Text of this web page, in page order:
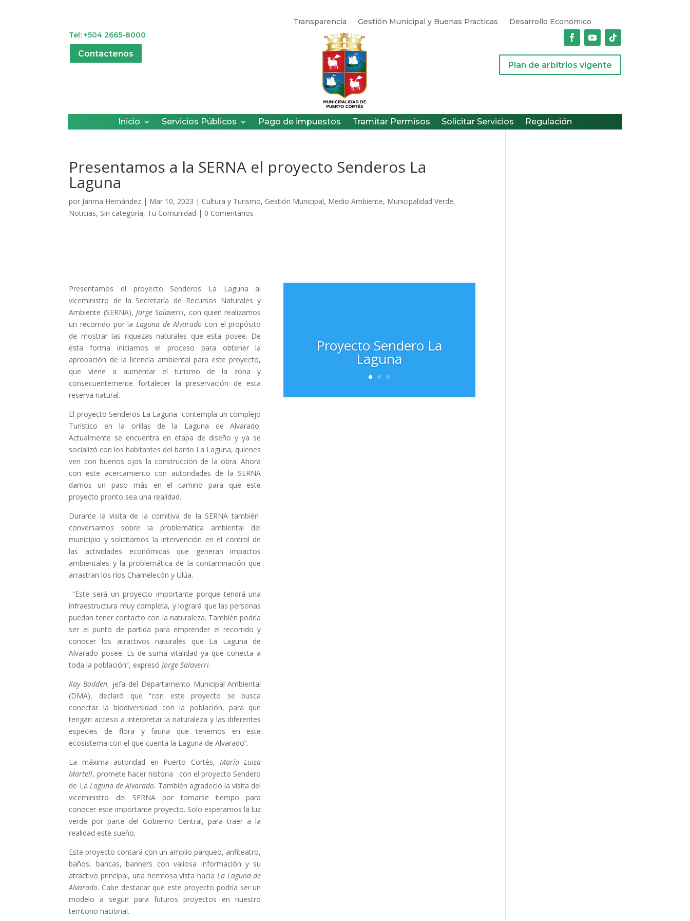
Transparencia Gestión Municipal y Buenas Practicas
Desarrollo Económico
Tel: +504 2665-8000
Contactenos
Plan de arbitrios vigente
Inicio Servicios Públicos Pago de impuestos Tramitar Permisos Solicitar Servicios Regulación
Presentamos a la SERNA el proyecto Senderos La
Laguna
por Jarima Hernández | Mar 10, 2023 | Cultura y Turismo, Gestión Municipal, Medio Ambiente, Municipalidad Verde,
Noticias, Sin categoría, Tu Comunidad | 0 Comentarios
Presentamos el proyecto Senderos La Laguna al
viceministro de la Secretaría de Recursos Naturales y
Ambiente (SERNA),Jorge Salaverri, con quien realizamos
un recorrido por laLaguna de Alvarado con el propósito
de mostrar las riquezas naturales que esta posee. De
esta forma iniciamos el proceso para obtener la
aprobación de la licencia ambiental para este proyecto,
que viene a aumentar el turismo de la zona y
consecuentemente fortalecer la preservación de esta
reserva natural.
El proyecto Senderos La Laguna contempla un complejo
Turístico en la orillas de la Laguna de Alvarado.
Actualmente se encuentra en etapa de diseño y ya se
socializó con los habitantes del barrio La Laguna, quienes
ven con buenos ojos la construcción de la obra. Ahora
con este acercamiento con autoridades de la SERNA
damos un paso más en el camino para que este
proyecto pronto sea una realidad.
Durante la visita de la comitiva de la SERNA también
conversamos sobre la problemática ambiental del
municipio y solicitamos la intervención en el control de
las actividades económicas que generan impactos
ambientales y la problemática de la contaminación que
arrastran los ríos Chamelecón y Ulúa.
“Este será un proyecto importante porque tendrá una
infraestructura muy completa, y logrará que las personas
puedan tener contacto con la naturaleza. También podría
ser el punto de partida para emprender el recorrido y
conocer los atractivos naturales que La Laguna de
Alvarado posee. Es de suma vitalidad ya que conecta a
toda la población”, expresóJorge Salaverri.
Kay Bodden, jefa del Departamento Municipal Ambiental
(DMA), declaró que “con este proyecto se busca
conectar la biodiversidad con la población, para que
tengan acceso a interpretar la naturaleza y las diferentes
especies de flora y fauna que tenemos en este
ecosistema con el que cuenta la Laguna de Alvarado”.
La máxima autoridad en Puerto Cortés,María Luisa
Martell, promete hacer historia con el proyecto Sendero
de La Laguna de Alvarado. También agradeció la visita del
viceministro del SERNA por tomarse tiempo para
conocer este importante proyecto. Solo esperamos la luz
verde por parte del Gobierno Central, para traer a la
realidad este sueño.
Este proyecto contará con un amplio parqueo, anfiteatro,
baños, bancas, banners con valiosa información y su
atractivo principal, una hermosa vista hacia La Laguna de
Alvarado. Cabe destacar que este proyecto podría ser un
modelo a seguir para futuros proyectos en nuestro
territorio nacional.
Proyecto Sendero La
Laguna